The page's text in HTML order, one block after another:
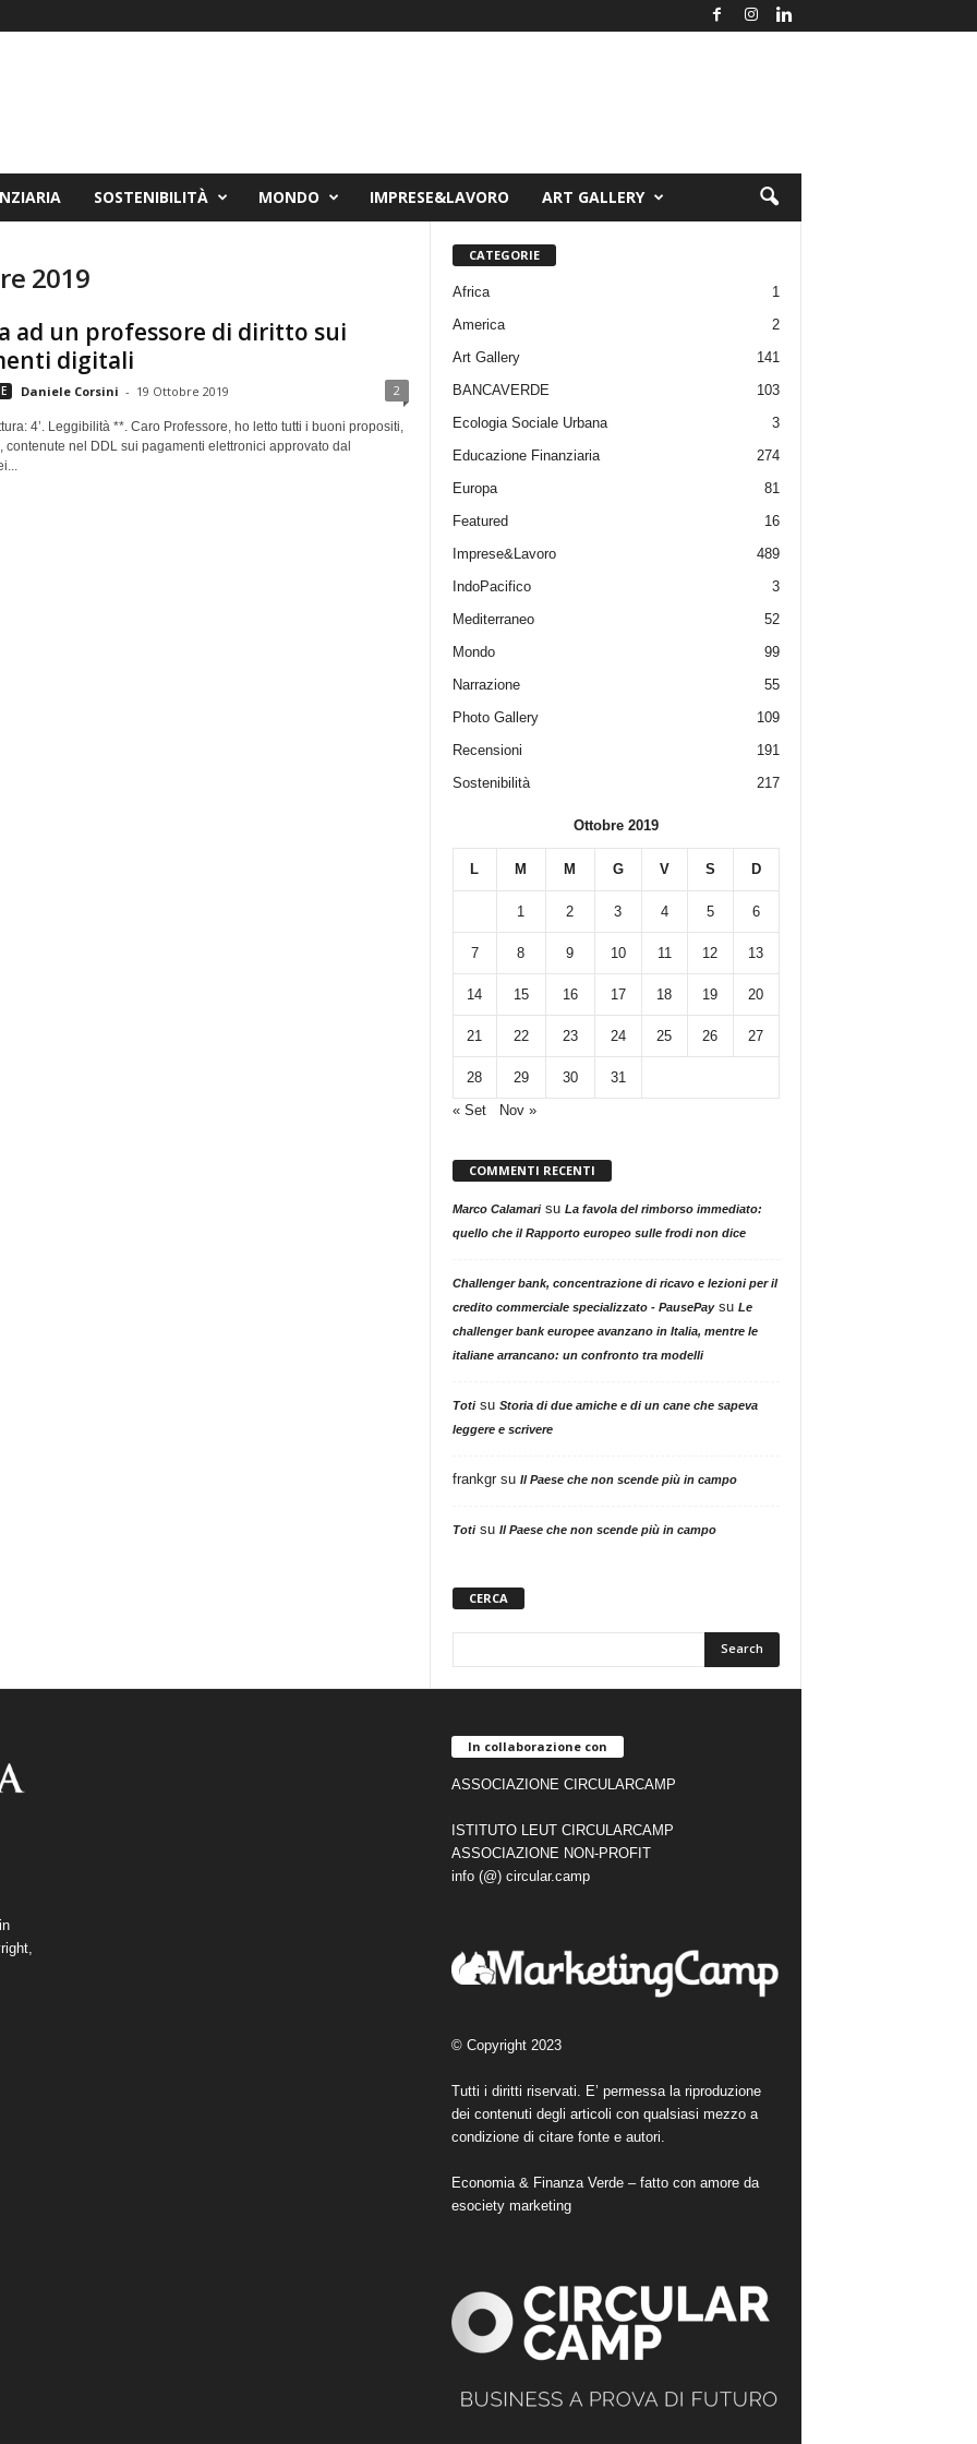
SOSTENIBILITÀ MONDO IMPRESE&LAVORO ART GALLERY
2019
ad un professore di diritto sui
digitali
Daniele Corsini - 19 Ottobre 2019 2
4’. Leggibilità **. Caro Professore, ho letto tutti i buoni propositi,
contenute nel DDL sui pagamenti elettronici approvato dal
CATEGORIE
Africa
1
America
2
Art Gallery
141
BANCAVERDE
103
Ecologia Sociale Urbana
3
Educazione Finanziaria
274
Europa
81
Featured
16
Imprese&Lavoro
489
IndoPacifico
3
Mediterraneo
52
Mondo
99
Narrazione
55
Photo Gallery
109
Recensioni
191
Sostenibilità
217
Ottobre 2019
L M M G V S D
1 2 3 4 5 6
7 8 9 10 11 12 13
14 15 16 17 18 19 20
21 22 23 24 25 26 27
28 29 30
31
« Set
Nov »
COMMENTI RECENTI
Marco Calamarisu La favola del rimborso immediato:
quello che il Rapporto europeo sulle frodi non dice
Challenger bank, concentrazione di ricavo e lezioni per il
credito commerciale specializzato - PausePaysu Le
challenger bank europee avanzano in Italia, mentre le
italiane arrancano: un confronto tra modelli
Totisu Storia di due amiche e di un cane che sapeva
leggere e scrivere
frankgrsu Il Paese che non scende più in campo
Totisu Il Paese che non scende più in campo
CERCA
In collaborazione con
ASSOCIAZIONE CIRCULARCAMP
ISTITUTO LEUT CIRCULARCAMP
ASSOCIAZIONE NON-PROFIT
info (@) circular.camp
© Copyright 2023
Tutti i diritti riservati. E’ permessa la riproduzione
dei contenuti degli articoli con qualsiasi mezzo a
condizione di citare fonte e autori.
Economia & Finanza Verde – fatto con amore da
esociety marketing